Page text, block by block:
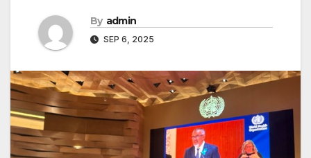
By admin
SEP 6, 2025